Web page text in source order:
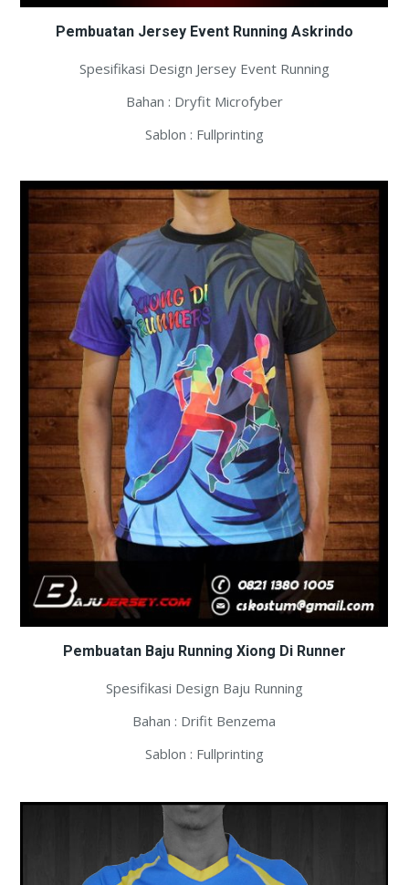
Pembuatan Jersey Event Running Askrindo
Spesifikasi Design Jersey Event Running
Bahan : Dryfit Microfyber
Sablon : Fullprinting
Pembuatan Baju Running Xiong Di Runner
Spesifikasi Design Baju Running
Bahan : Drifit Benzema
Sablon : Fullprinting